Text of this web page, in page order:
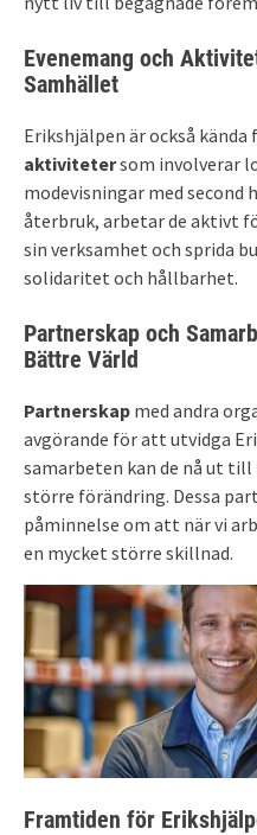
Evenemang och
Samhället
Erikshjälpen är också kända
aktivitetersom involverar
modevisningar med
återbruk, arbetar de aktivt
sin verksamhet och sprida
solidaritet och hållbarhet.
Partnerskap och
Bättre Värld
Partnerskap med andra
avgörande för att utvidga
samarbeten kan de nå ut till
större förändring. Dessa
påminnelse om att när vi
en mycket större skillnad.
Framtiden för